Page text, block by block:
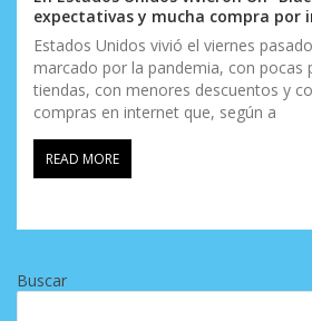
expectativas y mucha compra por
Estados Unidos vivió el viernes
marcado por la pandemia, con pocas
tiendas, con menores descuentos y
compras en internet que, según a
READ MORE
Buscar